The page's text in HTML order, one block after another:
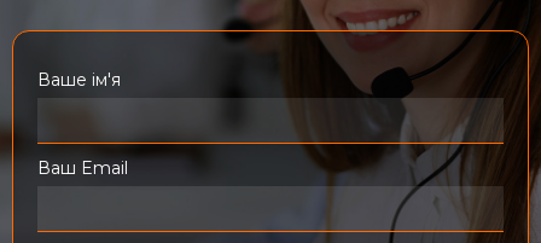
Ваше ім'я
Ваш Email